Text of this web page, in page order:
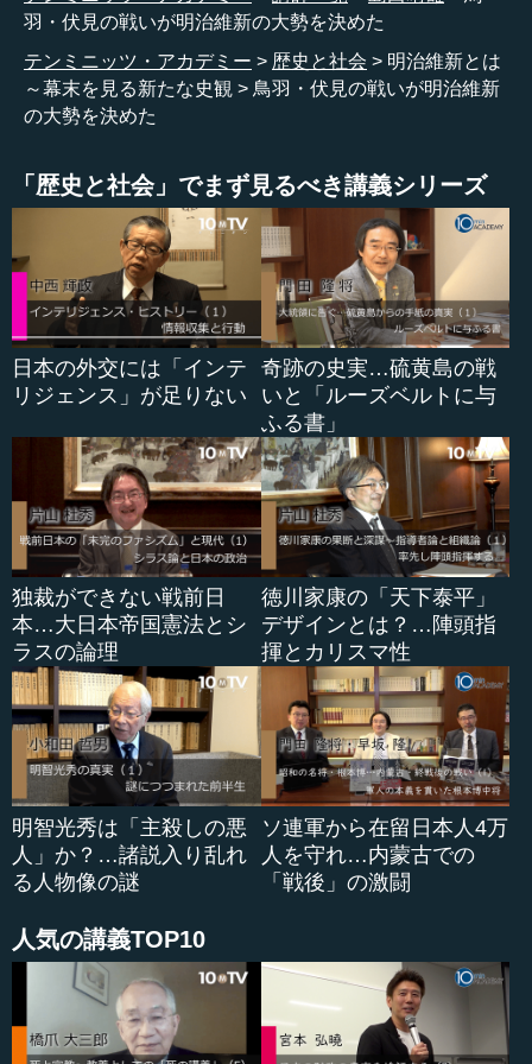
羽・伏見の戦いが明治維新の大勢を決めた
テンミニッツ・アカデミー
歴史と社会
明治維新とは
～幕末を見る新たな史観
鳥羽・伏見の戦いが明治維新
の大勢を決めた
「歴史と社会」でまず見るべき講義シリーズ
日本の外交には「インテ
リジェンス」が足りない
奇跡の史実…硫黄島の戦
いと「ルーズベルトに与
ふる書」
独裁ができない戦前日
本…大日本帝国憲法とシ
ラスの論理
徳川家康の「天下泰平」
デザインとは？…陣頭指
揮とカリスマ性
明智光秀は「主殺しの悪
人」か？…諸説入り乱れ
る人物像の謎
ソ連軍から在留日本人4万
人を守れ…内蒙古での
「戦後」の激闘
人気の講義TOP10